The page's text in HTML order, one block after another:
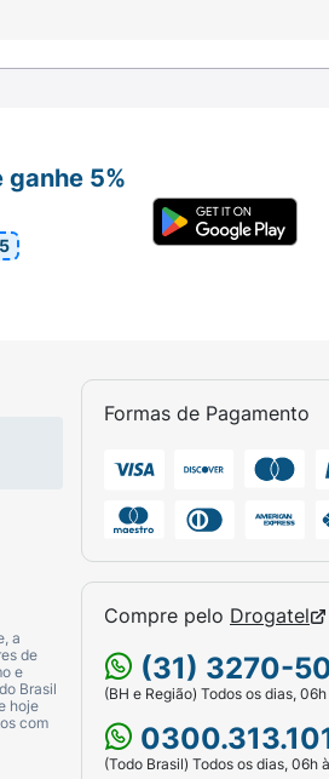
a
de
e
Brasil
hoje
com
Formas de Pagamento
Compre pelo Drogatel
(31) 3270-
(BH e Região) Todos os dias,
(Todo Brasil) Todos os dias, 06h
ganhe 5%